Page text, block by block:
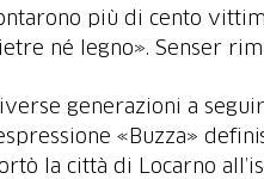
più di cento
né legno». Senser
generazioni a
«Buzza»
la città di Locarno